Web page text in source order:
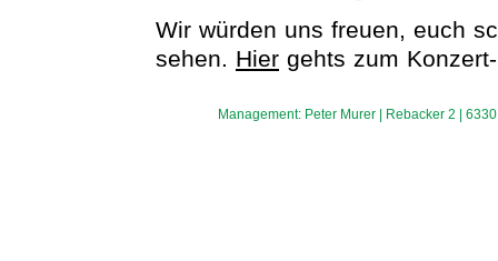
Wir würden uns freuen, euch
sehen. Hier gehts zum
Management: Peter Murer | Rebacker 2 |